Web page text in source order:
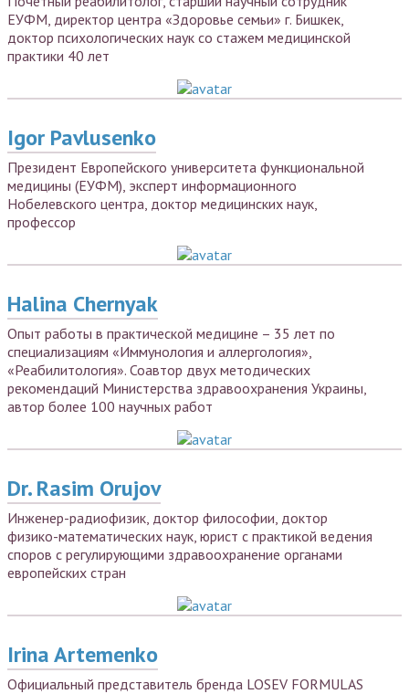
ЕУФМ, директор центра «Здоровье семьи» г. Бишкек,
доктор психологических наук со стажем медицинской
практики 40 лет
Igor Pavlusenko
Президент Европейского университета функциональной
медицины (ЕУФМ), эксперт информационного
Нобелевского центра, доктор медицинских наук,
профессор
Halina Chernyak
Опыт работы в практической медицине – 35 лет по
специализациям «Иммунология и аллергология»,
«Реабилитология». Соавтор двух методических
рекомендаций Министерства здравоохранения Украины,
автор более 100 научных работ
Dr. Rasim Orujov
Инженер-радиофизик, доктор философии, доктор
физико-математических наук, юрист с практикой ведения
споров с регулирующими здравоохранение органами
европейских стран
Irina Artemenko
Официальный представитель бренда LOSEV FORMULAS